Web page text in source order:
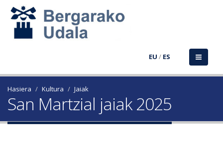
EU / ES
Hasiera Kultura Jaiak
San Martzial jaiak 2025